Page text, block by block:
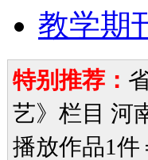
教学期
特别推荐：
艺》栏目 河
播放作品1件